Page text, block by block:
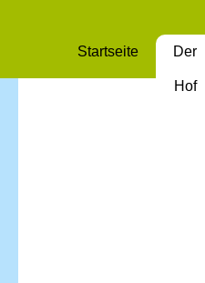
Startseite Der
Hof